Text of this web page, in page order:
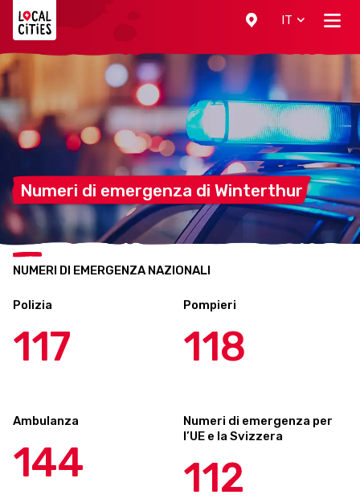
IT
Numeri di emergenza di Winterthur
NUMERI DI EMERGENZA NAZIONALI
Polizia
117
Pompieri
118
Ambulanza
144
Numeri di emergenza per
l’UE e la Svizzera
112